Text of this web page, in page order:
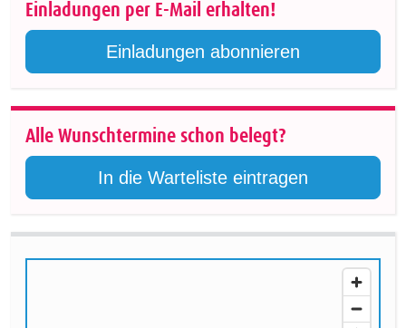
Einladungen per E-Mail erhalten!
Einladungen abonnieren
Alle Wunschtermine schon belegt?
In die Warteliste eintragen